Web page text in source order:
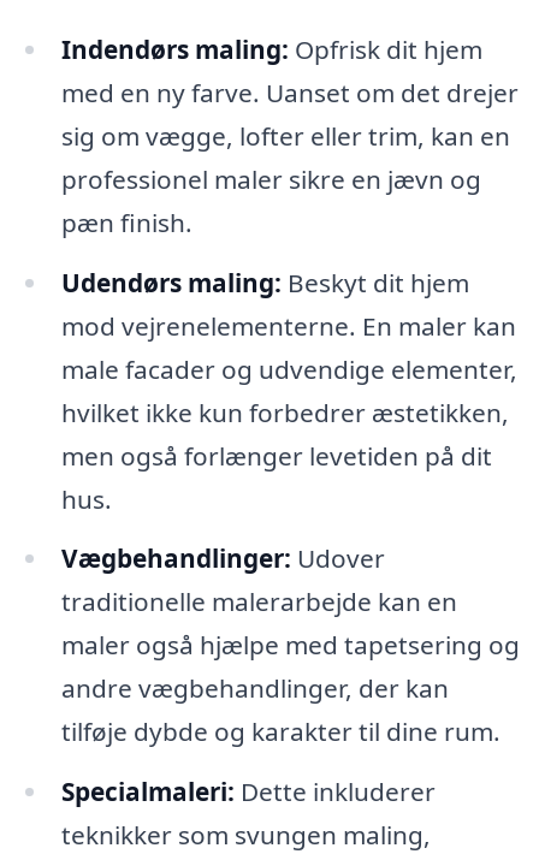
Indendørs maling: Opfrisk dit hjem
med en ny farve. Uanset om det drejer
sig om vægge, lofter eller trim, kan en
professionel maler sikre en jævn og
pæn finish.
Udendørs maling: Beskyt dit hjem
mod vejrenelementerne. En maler kan
male facader og udvendige elementer,
hvilket ikke kun forbedrer æstetikken,
men også forlænger levetiden på dit
hus.
Vægbehandlinger: Udover
traditionelle malerarbejde kan en
maler også hjælpe med tapetsering og
andre vægbehandlinger, der kan
tilføje dybde og karakter til dine rum.
Specialmaleri: Dette inkluderer
teknikker som svungen maling,